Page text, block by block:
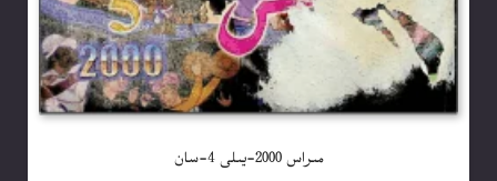
مىراس 2000-يىلى 4-سان